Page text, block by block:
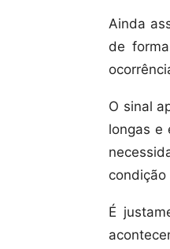
Ainda
de
O sinal
longas e
condição
É